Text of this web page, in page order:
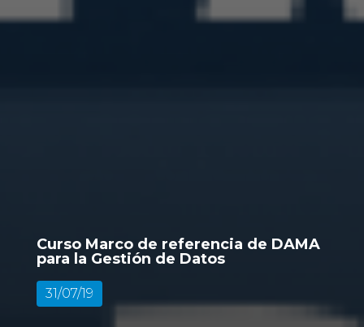
Curso Marco de referencia de DAMA
para la Gestión de Datos
31/07/19